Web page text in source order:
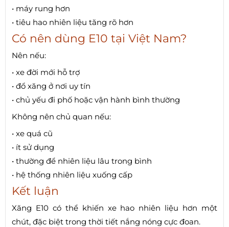
• máy rung hơn
• tiêu hao nhiên liệu tăng rõ hơn
Có nên dùng E10 tại Việt Nam?
Nên nếu:
• xe đời mới hỗ trợ
• đổ xăng ở nơi uy tín
• chủ yếu đi phố hoặc vận hành bình thường
Không nên chủ quan nếu:
• xe quá cũ
• ít sử dụng
• thường để nhiên liệu lâu trong bình
• hệ thống nhiên liệu xuống cấp
Kết luận
Xăng E10 có thể khiến xe hao nhiên liệu hơn một
chút, đặc biệt trong thời tiết nắng nóng cực đoan.